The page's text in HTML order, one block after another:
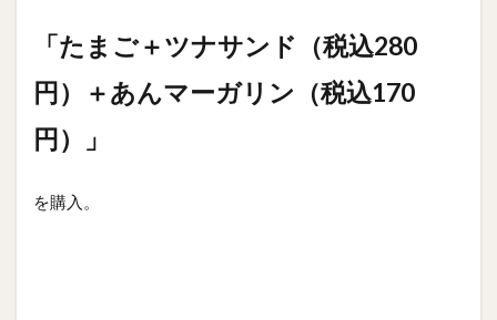
「たまご＋ツナサンド（税込280
円）＋あんマーガリン（税込170
円）」
を購入。